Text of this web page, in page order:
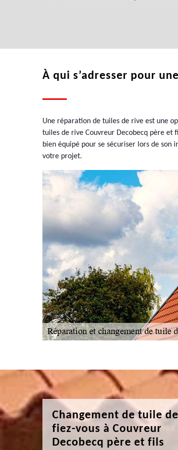
À qui s’adresser pour
Une réparation de tuiles de rive est une
tuiles de rive Couvreur Decobecq père et
bien équipé pour se sécuriser lors de son
votre projet.
Changement de tuile
fiez-vous à Couvreur
Decobecq père et fils